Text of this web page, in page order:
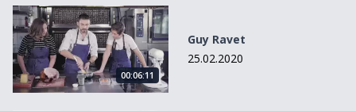
Guy Ravet
00:06:11
Guy Ravet
25.02.2020